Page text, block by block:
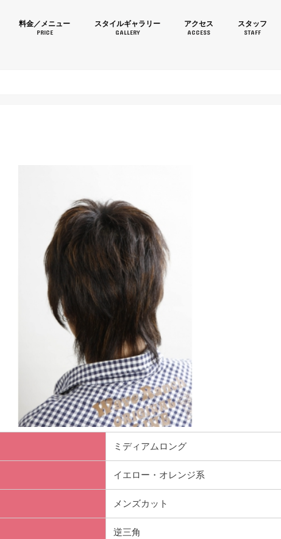
カラーなら美容室
料金／メニュー
PRICE
スタイルギャラリー
GALLERY
アクセス
ACCESS
スタッフ
STAFF
ミディアムロング
イエロー・オレンジ系
メンズカット
逆三角